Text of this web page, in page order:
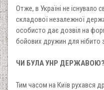
Отже, в Україні не існувало
складової незалежної
особисто дає дозвіл на
бойових дружин для нібито
ЧИ БУЛА УНР ДЕРЖАВОЮ?
Тим часом на Київ рухався